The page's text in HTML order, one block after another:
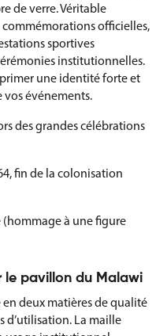
de verre. Véritable
officielles,
sportives
institutionnelles.
une identité forte et
vos événements.
des grandes célébrations
fin de la colonisation
(hommage à une figure
le pavillon du Malawi
deux matières de qualité
d’utilisation. La maille